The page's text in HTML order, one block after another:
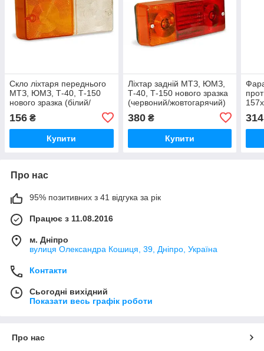
Скло ліхтаря переднього
МТЗ, ЮМЗ, Т-40, Т-150
нового зразка (білий/
жовтогарячий) Ф-402.01
156 ₴
Купити
Ліхтар задній МТЗ, ЮМЗ,
Т-40, Т-150 нового зразка
(червоний/жовтогарячий)
380₴
Купити
314
Про нас
95% позитивних з 41 відгука за рік
Працює з 11.08.2016
м. Дніпро
вулиця Олександра Кошиця, 39, Дніпро, Україна
Контакти
Сьогодні вихідний
Показати весь графік роботи
Про нас